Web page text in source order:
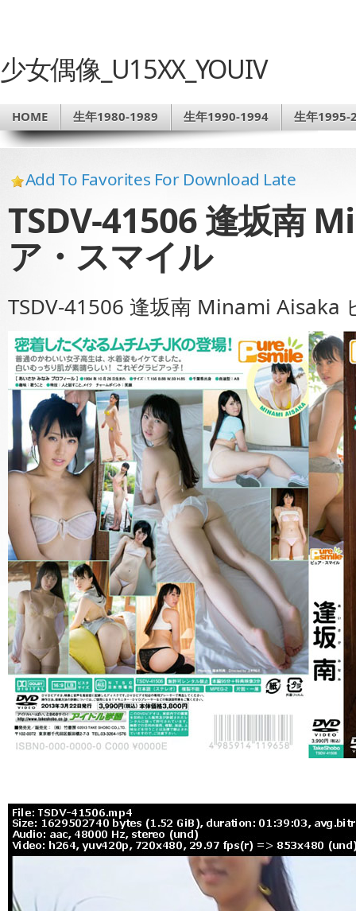
少女偶像_U15XX_YOUIV
HOME 生年1980-1989 生年1990-1994 生年1995-
Add To Favorites For Download Late
TSDV-41506 逢坂南
ア・スマイル
TSDV-41506 逢坂南 Minami Aisaka